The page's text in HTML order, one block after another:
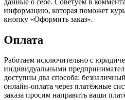
информацию, которая поможет
кнопку «Оформить заказ».
Оплата
Работаем исключительно с
индивидуальными
доступны два способа:
онлайн-оплата через платёжные
заказа просим направить ваши